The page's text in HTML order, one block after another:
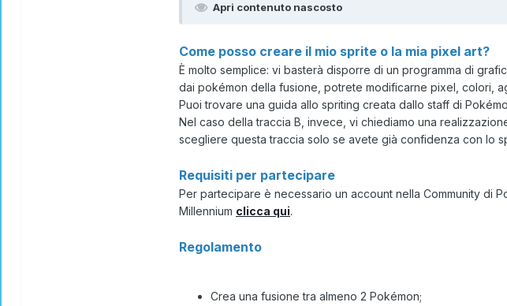
Apri contenuto nascosto
Come posso creare il mio sprite o la mia pixel art?
È molto semplice: vi basterà disporre di un programma di
dai pokémon della fusione, potrete modificarne pixel, colori,
Puoi trovare una guida allo spriting creata dallo staff di
Nel caso della traccia B, invece, vi chiediamo una
scegliere questa traccia solo se avete già confidenza con lo
Requisiti per partecipare
Per partecipare è necessario un account nella Community di
Millennium clicca qui.
Regolamento
Crea una fusione tra almeno 2 Pokémon;